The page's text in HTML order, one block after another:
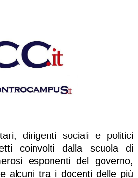
dirigenti sociali e politici
coinvolti dalla scuola di
esponenti del governo,
alcuni tra i docenti delle più